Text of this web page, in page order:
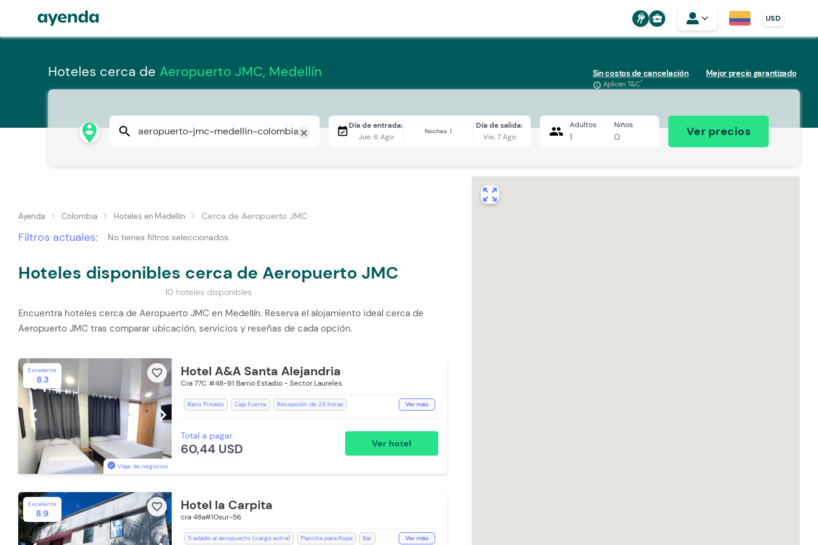
business_center USD
Hoteles cerca de Aeropuerto JMC, Medellín Sin costos de cancelación
info_outline Aplican T&C*
Mejor precio garantizado
person_pin_circle search close event_availableDía de entrada:
Jue, 6 Ago
Noches: 1
Día de salida:
Vie, 7 Ago
people Adultos
1
Niños
0 Ver precios
Ayenda Colombia Hoteles en Medellín Cerca de Aeropuerto JMC
Filtros actuales: No tienes filtros seleccionados.
Hoteles disponibles cerca de Aeropuerto JMC
10 hoteles disponibles
Encuentra hoteles cerca de Aeropuerto JMC en Medellín. Reserva el alojamiento ideal cerca de
Aeropuerto JMC tras comparar ubicación, servicios y reseñas de cada opción.
Excelente
8.3
favorite_border
Viaje de negocios
chevron_left chevron_right
Hotel A&A Santa Alejandria
Cra 77C #48-91 Barrio Estadio - Sector Laureles
Baño Privado Caja Fuerte
Recepción de 24 horas
Aire acondicionado
Toallas de cuerpo
Ver más
Total a pagar
60,44 USD Ver hotel
Excelente
8.9
favorite_border Hotel la Carpita
cra 48a#10sur-56
Traslado al aeropuerto (cargo extra) Plancha para Ropa
Bar
Ver más
$ 60,44
arrow_drop_down $ 24,68
arrow_drop_down
$ 31,35
arrow_drop_down
arrow_drop_down
zoom_out_map